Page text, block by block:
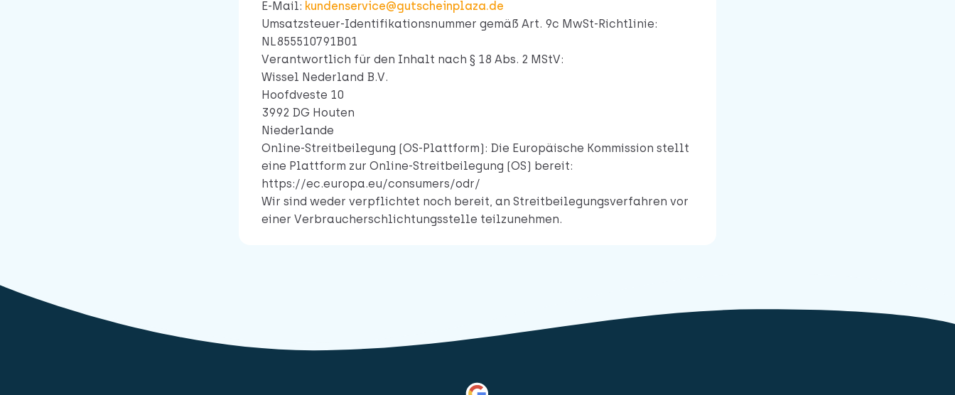
E-Mail: kundenservice@gutscheinplaza.de
Umsatzsteuer-Identifikationsnummer gemäß Art. 9c MwSt-Richtlinie:
NL855510791B01
Verantwortlich für den Inhalt nach § 18 Abs. 2 MStV:
Wissel Nederland B.V.
Hoofdveste 10
3992 DG Houten
Niederlande
Online-Streitbeilegung (OS-Plattform): Die Europäische Kommission stellt
eine Plattform zur Online-Streitbeilegung (OS) bereit:
https://ec.europa.eu/consumers/odr/
Wir sind weder verpflichtet noch bereit, an Streitbeilegungsverfahren vor
einer Verbraucherschlichtungsstelle teilzunehmen.